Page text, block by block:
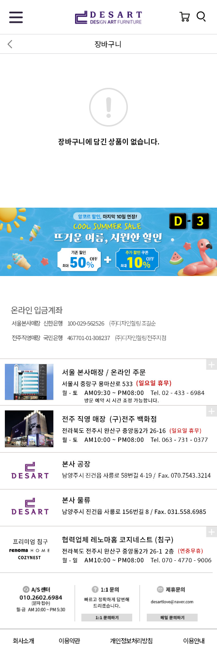
장바구니
장바구니에 담긴 상품이 없습니다.
온라인 입금계좌
서울본사매장 신한은행 100-029-562526
(주)디자인힐링 조길순
전주직영매장 국민은행 467701-01-308237 (주)디자인힐링 전주지점
회사소개 이용약관 개인정보처리방침 이용안내